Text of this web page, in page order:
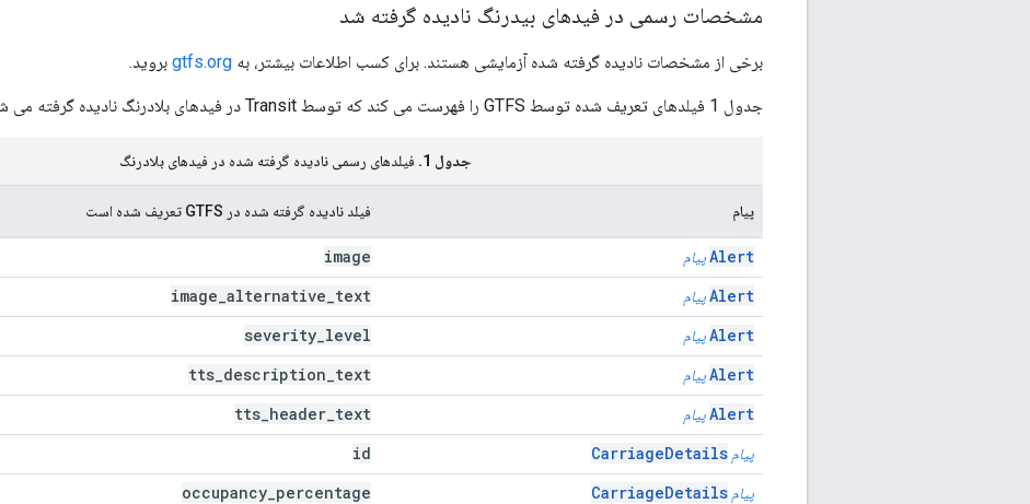
مشخصات رسمی در فیدهای بیدرنگ نادیده گرفته شد
برخی از مشخصات نادیده گرفته شده آزمایشی هستند. برای کسب اطلاعات بیشتر، به gtfs.org بروید.
جدول 1 فیلدهای تعریف شده توسط GTFS را فهرست می کند که توسط Transit در فیدهای بلادرنگ نادیده گرفته می شوند.
جدول 1. فیلدهای رسمی نادیده گرفته شده در فیدهای بلادرنگ
پیام فیلد نادیده گرفته شده در GTFS تعریف شده است
Alertپیام image
Alertپیام image alternative text
Alertپیام severity level
Alertپیام tts description text
Alertپیام tts header text
پیام CarriageDetails
id
پیام CarriageDetails
occupancy percentage